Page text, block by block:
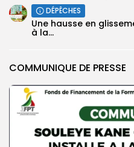
COMMUNIQUE DE PRESSE
DÉPÊCHES
Une hausse en
à la...